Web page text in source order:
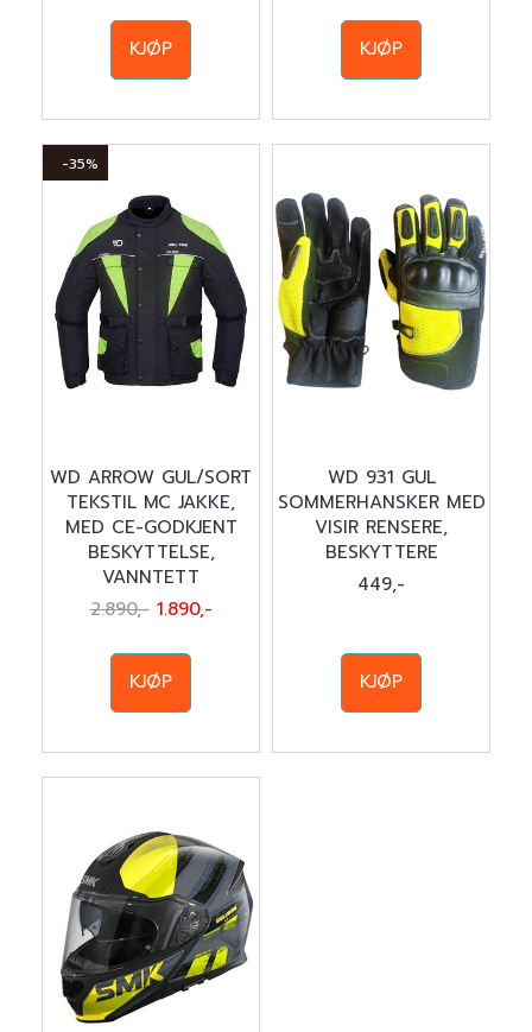
KJØP KJØP
-35%
WD ARROW GUL/SORT
TEKSTIL MC JAKKE,
MED CE-GODKJENT
BESKYTTELSE,
VANNTETT
2.890,- 1.890,-
KJØP
WD 931 GUL
SOMMERHANSKER MED
VISIR RENSERE,
BESKYTTERE
449,-
KJØP